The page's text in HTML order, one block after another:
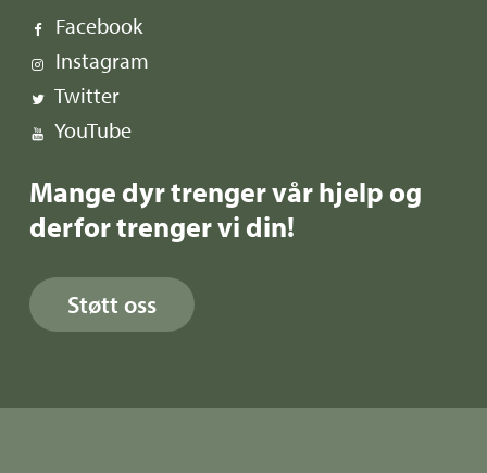
Facebook
Instagram
Twitter
YouTube
Mange dyr trenger vår hjelp og
derfor trenger vi din!
Støtt oss